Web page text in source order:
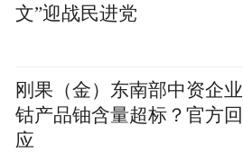
文”迎战民进党
刚果（金）东南部中资企业
钴产品铀含量超标？官方回
应